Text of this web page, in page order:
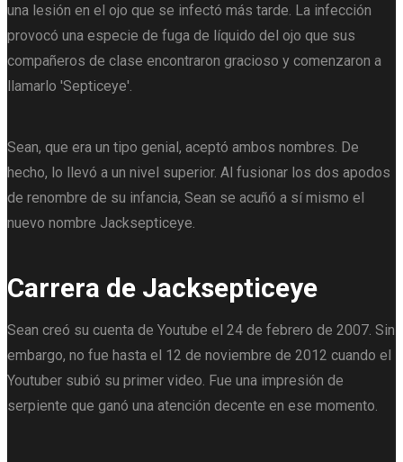
una lesión en el ojo que se infectó más tarde. La infección
provocó una especie de fuga de líquido del ojo que sus
compañeros de clase encontraron gracioso y comenzaron a
llamarlo 'Septiceye'.
Sean, que era un tipo genial, aceptó ambos nombres. De
hecho, lo llevó a un nivel superior. Al fusionar los dos apodos
de renombre de su infancia, Sean se acuñó a sí mismo el
nuevo nombre Jacksepticeye.
Carrera de Jacksepticeye
Sean creó su cuenta de Youtube el 24 de febrero de 2007. Sin
embargo, no fue hasta el 12 de noviembre de 2012 cuando el
Youtuber subió su primer video. Fue una impresión de
serpiente que ganó una atención decente en ese momento.